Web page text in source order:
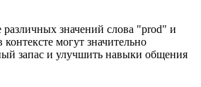
значений слова "prod" и
могут значительно
запас и улучшить навыки общения